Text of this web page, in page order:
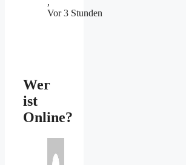
,
Vor 3 Stunden
Wer
ist
Online?